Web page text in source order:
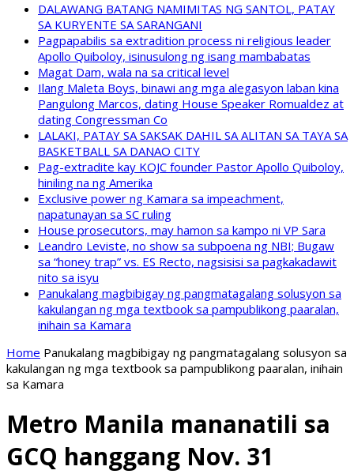
DALAWANG BATANG NAMIMITAS NG SANTOL, PATAY
SA KURYENTE SA SARANGANI
Pagpapabilis sa extradition process ni religious leader
Apollo Quiboloy, isinusulong ng isang mambabatas
Magat Dam, wala na sa critical level
Ilang Maleta Boys, binawi ang mga alegasyon laban kina
Pangulong Marcos, dating House Speaker Romualdez at
dating Congressman Co
LALAKI, PATAY SA SAKSAK DAHIL SA ALITAN SA TAYA SA
BASKETBALL SA DANAO CITY
Pag-extradite kay KOJC founder Pastor Apollo Quiboloy,
hiniling na ng Amerika
Exclusive power ng Kamara sa impeachment,
napatunayan sa SC ruling
House prosecutors, may hamon sa kampo ni VP Sara
Leandro Leviste, no show sa subpoena ng NBI; Bugaw
sa “honey trap” vs. ES Recto, nagsisisi sa pagkakadawit
nito sa isyu
Panukalang magbibigay ng pangmatagalang solusyon sa
kakulangan ng mga textbook sa pampublikong paaralan,
inihain sa Kamara
Home Panukalang magbibigay ng pangmatagalang solusyon sa
kakulangan ng mga textbook sa pampublikong paaralan, inihain
sa Kamara
Metro Manila mananatili sa
GCQ hanggang Nov. 31